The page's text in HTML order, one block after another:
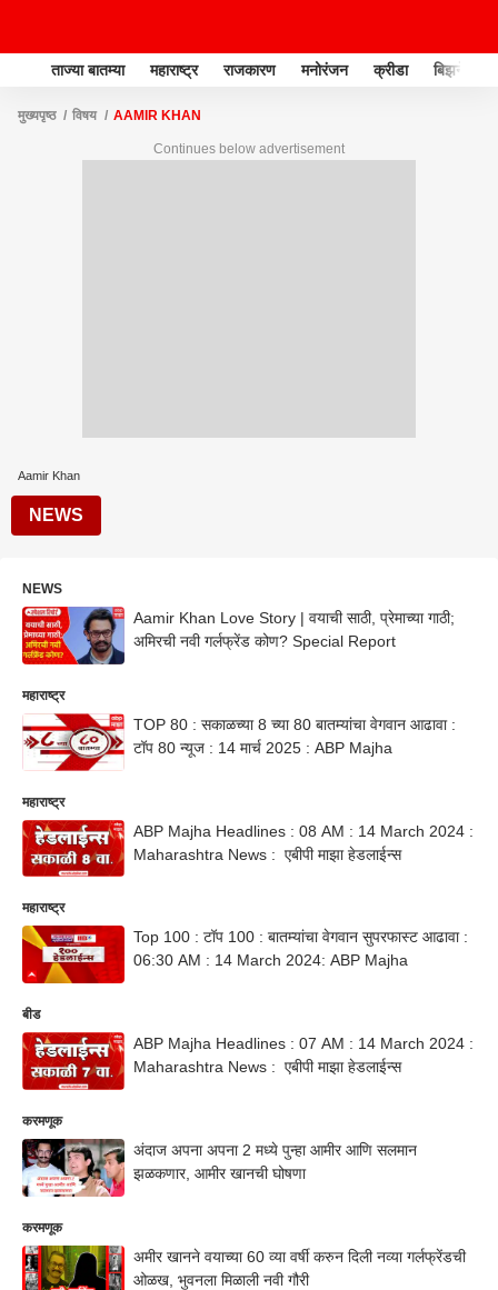
ताज्या बातम्या महाराष्ट्र राजकारण मनोरंजन क्रीडा बिझनेस
मुख्यपृष्ठ विषय AAMIR KHAN
Continues below advertisement
Aamir Khan
NEWS
NEWS
Aamir Khan Love Story | वयाची साठी, प्रेमाच्या गाठी;
अमिरची नवी गर्लफ्रेंड कोण? Special Report
महाराष्ट्र
TOP 80 : सकाळच्या 8 च्या 80 बातम्यांचा वेगवान आढावा :
टॉप 80 न्यूज : 14 मार्च 2025 : ABP Majha
महाराष्ट्र
ABP Majha Headlines : 08 AM : 14 March 2024 :
Maharashtra News : एबीपी माझा हेडलाईन्स
महाराष्ट्र
Top 100 : टॉप 100 : बातम्यांचा वेगवान सुपरफास्ट आढावा :
06:30 AM : 14 March 2024: ABP Majha
बीड
ABP Majha Headlines : 07 AM : 14 March 2024 :
Maharashtra News : एबीपी माझा हेडलाईन्स
करमणूक
अंदाज अपना अपना 2 मध्ये पुन्हा आमीर आणि सलमान
झळकणार, आमीर खानची घोषणा
करमणूक
अमीर खानने वयाच्या 60 व्या वर्षी करुन दिली नव्या गर्लफ्रेंडची
ओळख, भुवनला मिळाली नवी गौरी